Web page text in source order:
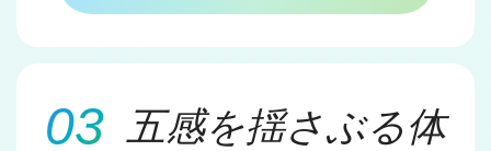
五感を揺さぶる体